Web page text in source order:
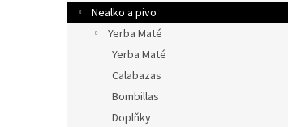
n
e
Nealko a pivo
Yerba Maté
Yerba Maté
Calabazas
Bombillas
Doplňky